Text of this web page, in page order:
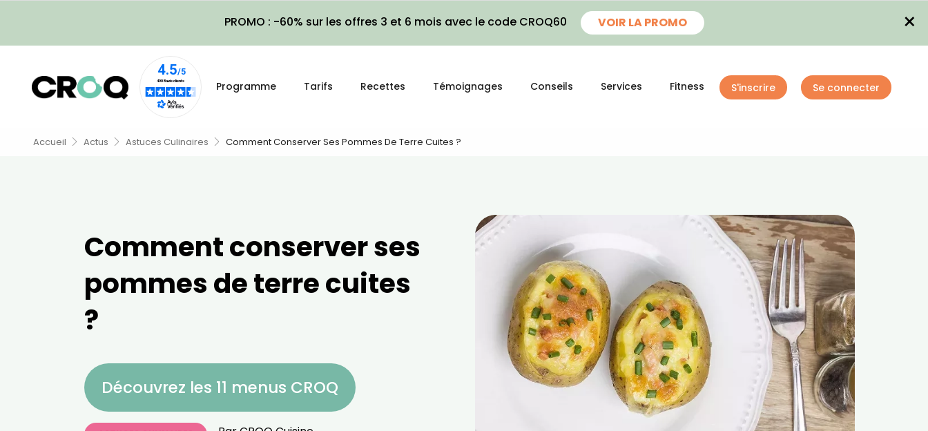
PROMO : -60% sur les offres 3 et 6 mois avec le code CROQ60 VOIR LA PROMO ×
Programme Tarifs Recettes Témoignages Conseils Services Fitness S'inscrire Se connecter
Accueil Actus Astuces Culinaires Comment Conserver Ses Pommes De Terre Cuites ?
Comment conserver ses
pommes de terre cuites
?
Découvrez les 11 menus CROQ